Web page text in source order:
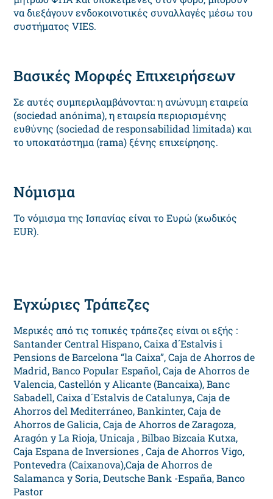
να διεξάγουν ενδοκοινοτικές συναλλαγές μέσω του
συστήματος VIES.
Βασικές Μορφές Επιχειρήσεων
Σε αυτές συμπεριλαμβάνονται: η ανώνυμη εταιρεία
(sociedad anónima), η εταιρεία περιορισμένης
ευθύνης (sociedad de responsabilidad limitada) και
το υποκατάστημα (rama) ξένης επιχείρησης.
Νόμισμα
Το νόμισμα της Ισπανίας είναι το Ευρώ (κωδικός
EUR).
Εγχώριες Τράπεζες
Μερικές από τις τοπικές τράπεζες είναι οι εξής :
Santander Central Hispano, Caixa d´Estalvis i
Pensions de Barcelona “la Caixa”, Caja de Ahorros de
Madrid, Banco Popular Español, Caja de Ahorros de
Valencia, Castellón y Alicante (Bancaixa), Banc
Sabadell, Caixa d´Estalvis de Catalunya, Caja de
Ahorros del Mediterráneo, Bankinter, Caja de
Ahorros de Galicia, Caja de Ahorros de Zaragoza,
Aragón y La Rioja, Unicaja , Bilbao Bizcaia Kutxa,
Caja Espana de Inversiones , Caja de Ahorros Vigo,
Pontevedra (Caixanova),Caja de Ahorros de
Salamanca y Soria, Deutsche Bank -España, Banco
Pastor